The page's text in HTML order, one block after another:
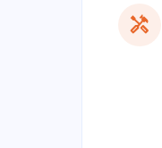
handyman